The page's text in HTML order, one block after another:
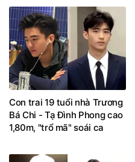
Con trai 19 tuổi nhà Trương
Bá Chi - Tạ Đình Phong cao
1,80m, "trổ mã" soái ca